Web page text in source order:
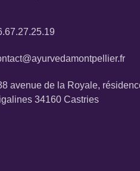
avenue de la Royale,
34160 Castries